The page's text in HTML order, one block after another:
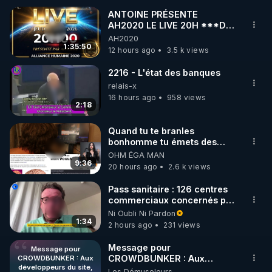
🌱 INSTAGRAM
https://www.instagram.com/rdlr_thierrycasasnovas/
http://rgnr.li/instagram
🌱 LA NEWSLETTER
Pour ne pas rater l’actualité RGNR (stages,
http://rgnr.li/news
🌱 VIDÉOS NON CENSURÉES SUR ODYSEE
Toutes les vidéos Youtube sont aussi sur la
http://rgnr.li/odysee
🌱 LES STAGES EN PRÉSENTIEL
1:35:50
ANTOINE PRÉSENTE
AH2020 LE LIVE 20H ***DU
06/08/2026***
AH2020
12 hours ago
3.5 k views
2:18
2216 - L'état des banques
relais-x
16 hours ago
958 views
9:36
Quand tu te branles
bonhomme tu émets des
ondes ils ont juste omis de
t'expliquer
OHM ÉGA MAN
20 hours ago
2.6 k views
1:34
Pass sanitaire : 126 centres
commerciaux concernés par
l'obligation dans toute la
France
Ni Oubli Ni Pardon
2 hours ago
231 views
Message pour
CROWDBUNKER : Aux
développeurs du site,
Message pour
CROWDBUNKER : Aux
développeurs du site,